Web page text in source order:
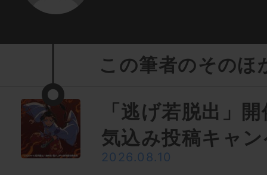
この筆者のそのほ
「逃げ若脱出」
気込み投稿キャ
2026.08.10